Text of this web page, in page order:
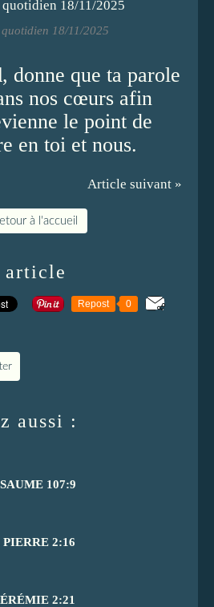
18/11/2025
, donne que ta parole
nos cœurs afin
le point de
en toi et nous.
Article suivant »
à l'accueil
article
Repost 0
aussi :
107:9
PIERRE 2:16
2:21